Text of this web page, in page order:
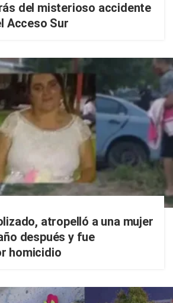
del misterioso accidente
Acceso Sur
atropelló a una mujer
después y fue
homicidio